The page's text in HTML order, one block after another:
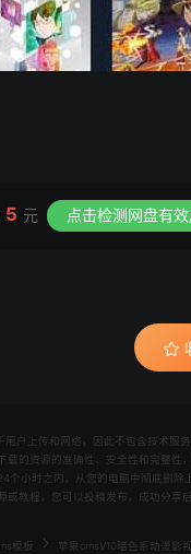
5 元 点击检测网盘有
用户上传和网络，因此不包含技术
载的资源的准确性、安全性和完整性
个小时之内，从您的电脑中彻底删除
或教程，您可以投稿发布，成功分享
模板 苹果cmsV10暗色系动漫影